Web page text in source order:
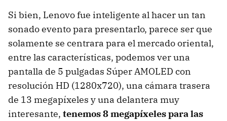
Si bien, Lenovo fue inteligente al hacer un tan
sonado evento para presentarlo, parece ser que
solamente se centrara para el mercado oriental,
entre las características, podemos ver una
pantalla de 5 pulgadas Súper AMOLED con
resolución HD (1280x720), una cámara trasera
de 13 megapíxeles y una delantera muy
interesante, tenemos 8 megapíxeles para las